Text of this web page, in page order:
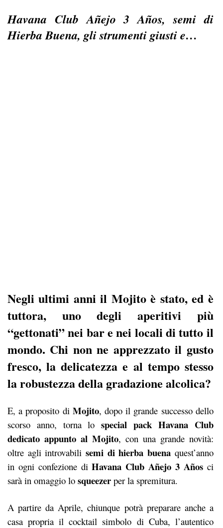
Havana Club Añejo 3 Años, semi di
Hierba Buena, gli strumenti giusti e…
Negli ultimi anni il Mojitoè stato, ed è
tuttora, uno degli aperitivi più
“gettonati” nei bar e nei locali di tutto il
mondo. Chi non ne apprezzato il gusto
fresco, la delicatezza e al tempo stesso
la robustezza della gradazione alcolica?
E, a proposito di Mojito, dopo il grande successo dello
scorso anno, torna lospecial pack Havana Club
dedicato appunto al Mojito, con una grande novità:
oltre agli introvabilisemi di hierba buena quest’anno
in ogni confezione diHavana Club Añejo 3 Añosci
sarà in omaggio lo squeezer per la spremitura.
A partire da Aprile, chiunque potrà preparare anche a
casa propria il cocktail simbolo di Cuba, l’autentico